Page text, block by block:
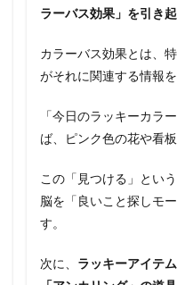
ラーバス効果」を引き
カラーバス効果とは、
がそれに関連する情報
「今日のラッキーカラ
ば、ピンク色の花や看
この「見つける」とい
脳を「良いこと探しモ
す。
次に、 ラッキーアイテ